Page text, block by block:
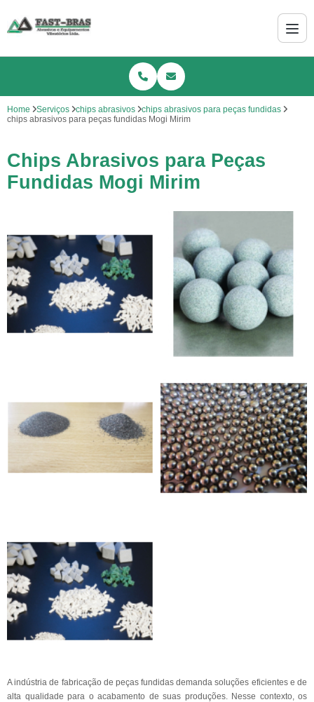
Home Serviços chips abrasivos
chips abrasivos para peças fundidas
chips abrasivos para peças fundidas Mogi Mirim
Chips Abrasivos para Peças
Fundidas Mogi Mirim
A indústria de fabricação de peças fundidas demanda soluções eficientes e de
alta qualidade para o acabamento de suas produções. Nesse contexto, os